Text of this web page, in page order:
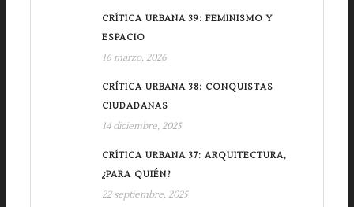
CRÍTICA URBANA 39: FEMINISMO Y
ESPACIO
16 marzo, 2026
CRÍTICA URBANA 38: CONQUISTAS
CIUDADANAS
14 diciembre, 2025
CRÍTICA URBANA 37: ARQUITECTURA,
¿PARA QUIÉN?
22 septiembre, 2025